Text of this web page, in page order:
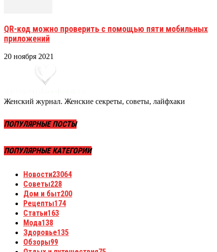
QR-код можно проверить с помощью пяти мобильных
приложений
20 ноября 2021
Женский журнал. Женские секреты, советы, лайфхаки
ПОПУЛЯРНЫЕ ПОСТЫ
ПОПУЛЯРНЫЕ КАТЕГОРИИ
Новости23064
Советы228
Дом и быт200
Рецепты174
Статьи163
Мода138
Здоровье135
Обзоры99